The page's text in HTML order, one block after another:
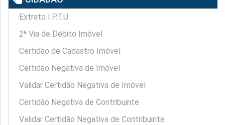
Extrato I.P.T.U
2ª Via de Débito Imóvel
Certidão de Cadastro Imóvel
Certidão Negativa de Imóvel
Validar Certidão Negativa de Imóvel
Certidão Negativa de Contribuinte
Validar Certidão Negativa de Contribuinte